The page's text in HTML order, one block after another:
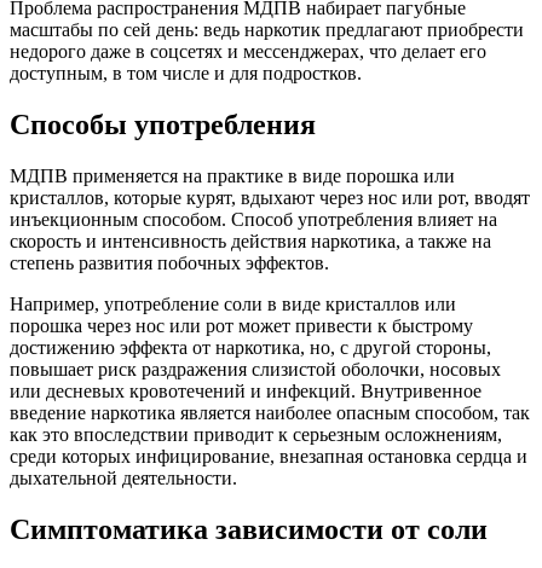
Проблема распространения МДПВ набирает пагубные
масштабы по сей день: ведь наркотик предлагают приобрести
недорого даже в соцсетях и мессенджерах, что делает его
доступным, в том числе и для подростков.
Способы употребления
МДПВ применяется на практике в виде порошка или
кристаллов, которые курят, вдыхают через нос или рот, вводят
инъекционным способом. Способ употребления влияет на
скорость и интенсивность действия наркотика, а также на
степень развития побочных эффектов.
Например, употребление соли в виде кристаллов или
порошка через нос или рот может привести к быстрому
достижению эффекта от наркотика, но, с другой стороны,
повышает риск раздражения слизистой оболочки, носовых
или десневых кровотечений и инфекций. Внутривенное
введение наркотика является наиболее опасным способом, так
как это впоследствии приводит к серьезным осложнениям,
среди которых инфицирование, внезапная остановка сердца и
дыхательной деятельности.
Симптоматика зависимости от соли